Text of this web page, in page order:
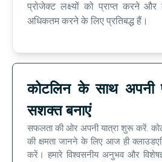
प्रोजेक्ट लक्ष्यों को प्राप्त करने और
अधिकतम करने के लिए प्रतिबद्ध हैं।
कोटलिन के साथ अपनी
सशक्त बनाएं
सफलता की ओर अपनी यात्रा शुरू करें.
की क्षमता जानने के लिए आज ही
करें। हमारे विश्वसनीय अनुभव और